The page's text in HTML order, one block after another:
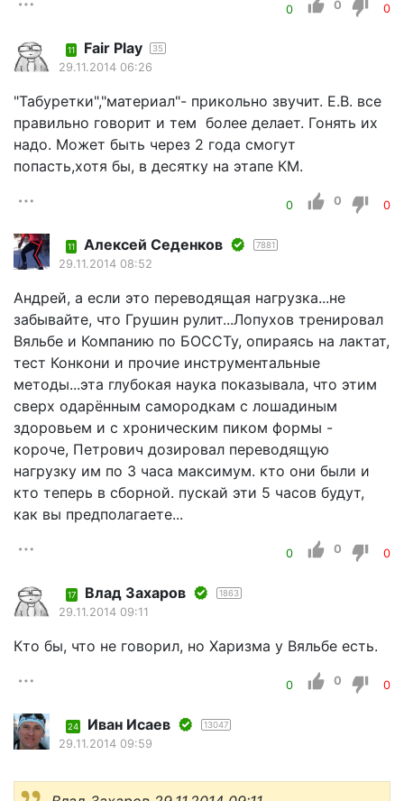
0 0 0
11 Fair Play 35
29.11.2014 06:26
"Табуретки","материал"- прикольно звучит. Е.В. все
правильно говорит и тем более делает. Гонять их
надо. Может быть через 2 года смогут
попасть,хотя бы, в десятку на этапе КМ.
0 0 0
11 Алексей Седенков 7881
29.11.2014 08:52
Андрей, а если это переводящая нагрузка...не
забывайте, что Грушин рулит...Лопухов тренировал
Вяльбе и Компанию по БОССТу, опираясь на лактат,
тест Конкони и прочие инструментальные
методы...эта глубокая наука показывала, что этим
сверх одарённым самородкам с лошадиным
здоровьем и с хроническим пиком формы -
короче, Петрович дозировал переводящую
нагрузку им по 3 часа максимум. кто они были и
кто теперь в сборной. пускай эти 5 часов будут,
как вы предполагаете...
0 0 0
17 Влад Захаров 1863
29.11.2014 09:11
Кто бы, что не говорил, но Харизма у Вяльбе есть.
0 0 0
24 Иван Исаев 13047
29.11.2014 09:59